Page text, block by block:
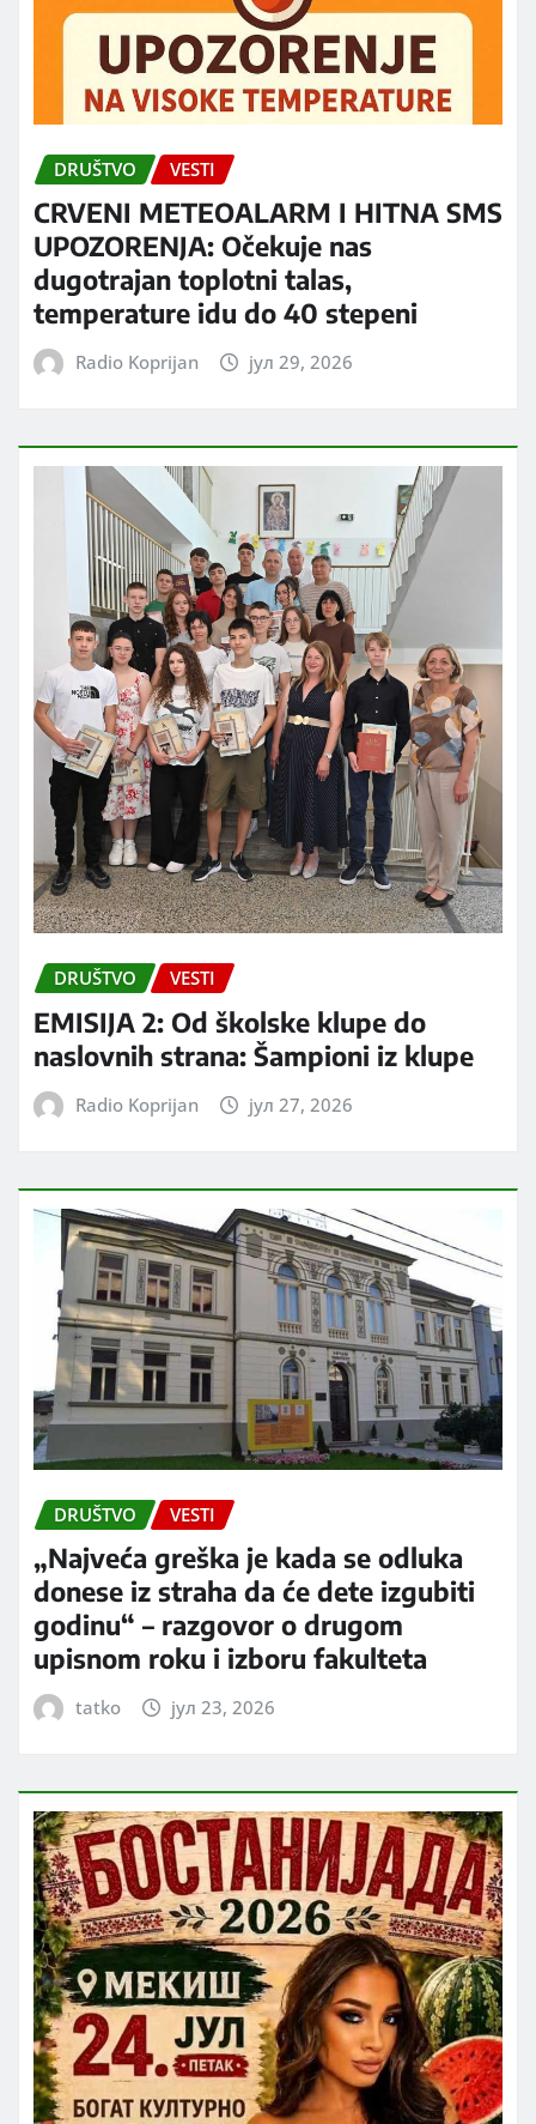
DRUŠTVO VESTI
CRVENI METEOALARM I HITNA SMS
UPOZORENJA: Očekuje nas
dugotrajan toplotni talas,
temperature idu do 40 stepeni
Radio Koprijan јул 29, 2026
DRUŠTVO VESTI
EMISIJA 2: Od školske klupe do
naslovnih strana: Šampioni iz klupe
Radio Koprijan јул 27, 2026
DRUŠTVO VESTI
„Najveća greška je kada se odluka
donese iz straha da će dete izgubiti
godinu“ – razgovor o drugom
upisnom roku i izboru fakulteta
tatko јул 23, 2026